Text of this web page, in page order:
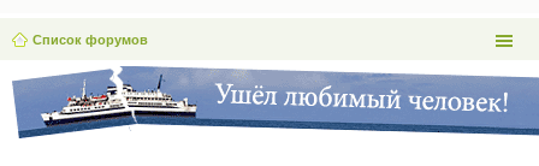
Список форумов